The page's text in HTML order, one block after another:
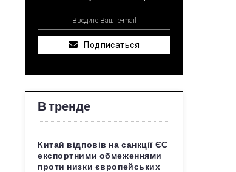
Подписаться
В тренде
Китай відповів на санкції ЄС
експортними обмеженнями
проти низки європейських